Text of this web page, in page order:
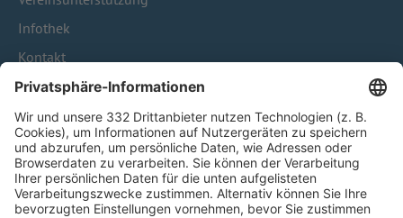
Infothek
Kontakt
HÄUFIG BESUCHTE SEITEN
Pässe und Vereinswechsel
Trainerausbildung
Schulungsangebot Vereinsmitarbeiter